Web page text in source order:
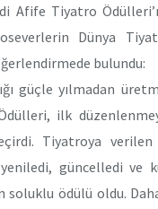
Afife Tiyatro
Dünya
bulundu:
güçle yılmadan
ilk
Tiyatroya
güncelledi ve
ödülü oldu.